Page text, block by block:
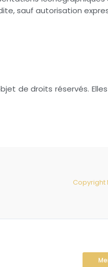
sauf autorisation
de droits réservés.